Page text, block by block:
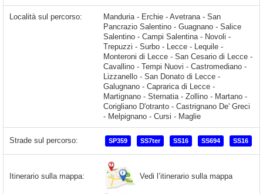
Località sul percorso:
Manduria - Erchie - Avetrana - San
Pancrazio Salentino - Guagnano - Salice
Salentino - Campi Salentina - Novoli -
Trepuzzi - Surbo - Lecce - Lequile -
Monteroni di Lecce - San Cesario di Lecce -
Cavallino - Tempi Nuovi - Castromediano -
Lizzanello - San Donato di Lecce -
Galugnano - Caprarica di Lecce -
Martignano - Sternatia - Zollino - Martano -
Corigliano D'otranto - Castrignano De' Greci
- Melpignano - Cursi - Maglie
Strade sul percorso: SP359 SS7ter SS16 SS694 SS16
Itinerario sulla mappa: Vedi l’itinerario sulla mappa